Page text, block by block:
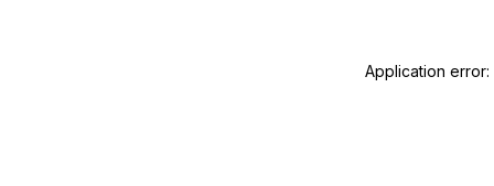
Application